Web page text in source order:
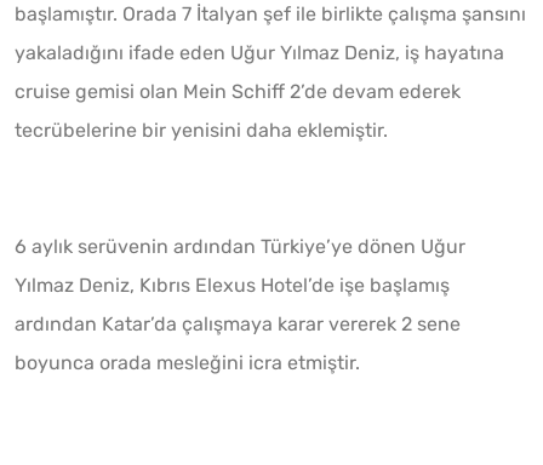
başlamıştır. Orada 7 İtalyan şef ile birlikte çalışma şansını
yakaladığını ifade eden Uğur Yılmaz Deniz, iş hayatına
cruise gemisi olan Mein Schiff 2’de devam ederek
tecrübelerine bir yenisini daha eklemiştir.
6 aylık serüvenin ardından Türkiye’ye dönen Uğur
Yılmaz Deniz, Kıbrıs Elexus Hotel’de işe başlamış
ardından Katar’da çalışmaya karar vererek 2 sene
boyunca orada mesleğini icra etmiştir.